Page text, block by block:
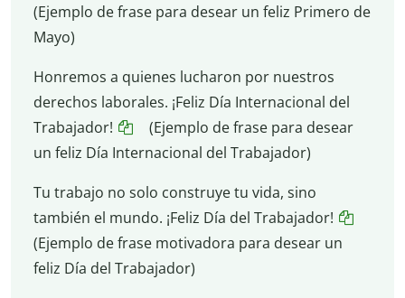
(Ejemplo de frase para desear un feliz Primero de
Mayo)
Honremos a quienes lucharon por nuestros
derechos laborales. ¡Feliz Día Internacional del
Trabajador!
(Ejemplo de frase para desear
un feliz Día Internacional del Trabajador)
Tu trabajo no solo construye tu vida, sino
también el mundo. ¡Feliz Día del Trabajador!
(Ejemplo de frase motivadora para desear un
feliz Día del Trabajador)